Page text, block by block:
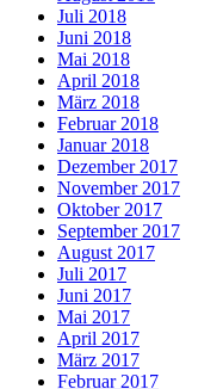
Juli 2018
Juni 2018
Mai 2018
April 2018
März 2018
Februar 2018
Januar 2018
Dezember 2017
November 2017
Oktober 2017
September 2017
August 2017
Juli 2017
Juni 2017
Mai 2017
April 2017
März 2017
Februar 2017